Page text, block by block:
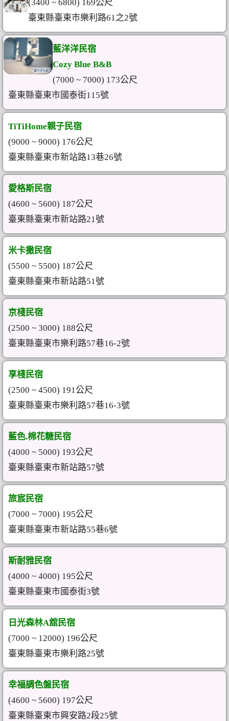
(3400 ~ 6800) 169公尺
臺東縣臺東市樂利路61之2號
藍洋洋民宿
Cozy Blue B&B
(7000 ~ 7000) 173公尺
臺東縣臺東市國泰街115號
TiTiHome親子民宿
(9000 ~ 9000) 176公尺
臺東縣臺東市新站路13巷26號
愛格斯民宿
(4600 ~ 5600) 187公尺
臺東縣臺東市新站路21號
米卡撒民宿
(5500 ~ 5500) 187公尺
臺東縣臺東市新站路51號
京棧民宿
(2500 ~ 3000) 188公尺
臺東縣臺東市樂利路57巷16-2號
享棧民宿
(2500 ~ 4500) 191公尺
臺東縣臺東市樂利路57巷16-3號
藍色.棉花糖民宿
(4000 ~ 5000) 193公尺
臺東縣臺東市新站路57號
旅宸民宿
(7000 ~ 7000) 195公尺
臺東縣臺東市新站路55巷6號
斯耐雅民宿
(4000 ~ 4000) 195公尺
臺東縣臺東市國泰街3號
日光森林A舘民宿
(7000 ~ 12000) 196公尺
臺東縣臺東市樂利路25號
幸福調色盤民宿
(4600 ~ 5600) 197公尺
臺東縣臺東市興安路2段25號